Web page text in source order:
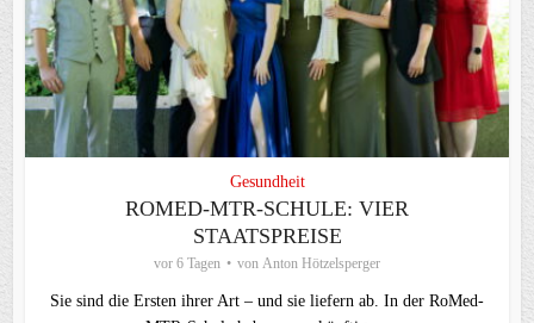
Gesundheit
ROMED-MTR-SCHULE: VIER
STAATSPREISE
vor 6 Tagen von Anton Hötzelsperger
Sie sind die Ersten ihrer Art – und sie liefern ab. In der RoMed-